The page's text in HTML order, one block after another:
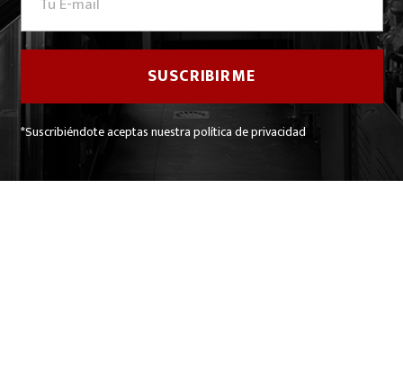
*Suscribiéndote aceptas nuestra política de privacidad